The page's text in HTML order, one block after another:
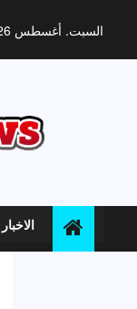
السبت. أغسطس 8th, 2026
الاخبار